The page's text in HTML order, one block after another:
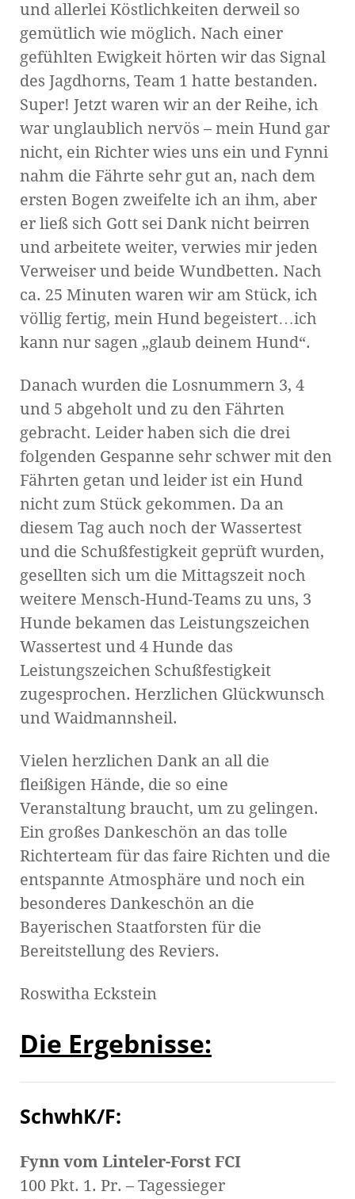
und allerlei Köstlichkeiten derweil so
gemütlich wie möglich. Nach einer
gefühlten Ewigkeit hörten wir das Signal
des Jagdhorns, Team 1 hatte bestanden.
Super! Jetzt waren wir an der Reihe, ich
war unglaublich nervös – mein Hund gar
nicht, ein Richter wies uns ein und Fynni
nahm die Fährte sehr gut an, nach dem
ersten Bogen zweifelte ich an ihm, aber
er ließ sich Gott sei Dank nicht beirren
und arbeitete weiter, verwies mir jeden
Verweiser und beide Wundbetten. Nach
ca. 25 Minuten waren wir am Stück, ich
völlig fertig, mein Hund begeistert…ich
kann nur sagen „glaub deinem Hund“.
Danach wurden die Losnummern 3, 4
und 5 abgeholt und zu den Fährten
gebracht. Leider haben sich die drei
folgenden Gespanne sehr schwer mit den
Fährten getan und leider ist ein Hund
nicht zum Stück gekommen. Da an
diesem Tag auch noch der Wassertest
und die Schußfestigkeit geprüft wurden,
gesellten sich um die Mittagszeit noch
weitere Mensch-Hund-Teams zu uns, 3
Hunde bekamen das Leistungszeichen
Wassertest und 4 Hunde das
Leistungszeichen Schußfestigkeit
zugesprochen. Herzlichen Glückwunsch
und Waidmannsheil.
Vielen herzlichen Dank an all die
fleißigen Hände, die so eine
Veranstaltung braucht, um zu gelingen.
Ein großes Dankeschön an das tolle
Richterteam für das faire Richten und die
entspannte Atmosphäre und noch ein
besonderes Dankeschön an die
Bayerischen Staatforsten für die
Bereitstellung des Reviers.
Roswitha Eckstein
Die Ergebnisse:
SchwhK/F:
Fynn vom Linteler-Forst FCI
100 Pkt. 1. Pr. – Tagessieger